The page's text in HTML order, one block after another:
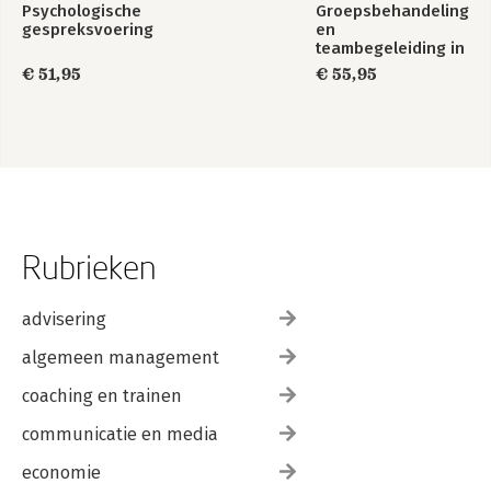
Psychologische
gespreksvoering
€ 51,95
Groepsbehandeling
en
teambegeleiding in
de zorg
€ 55,95
Rubrieken
advisering
algemeen management
coaching en trainen
communicatie en media
economie